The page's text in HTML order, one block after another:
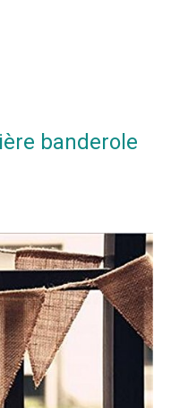
banderole